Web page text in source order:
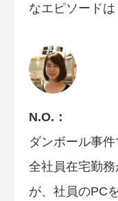
なエピソードは
N.O.：
ダンボール事件
全社員在宅勤
が、社員のPC